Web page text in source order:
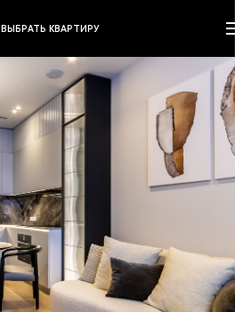
ВЫБРАТЬ КВАРТИРУ